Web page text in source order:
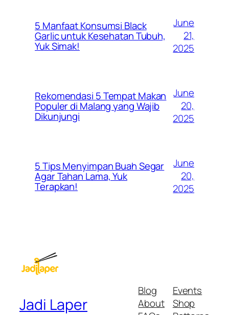
5 Manfaat Konsumsi Black
Garlic untuk Kesehatan Tubuh,
Yuk Simak!
June
21,
2025
Rekomendasi 5 Tempat Makan
Populer di Malang yang Wajib
Dikunjungi
June
20,
2025
5 Tips Menyimpan Buah Segar
Agar Tahan Lama, Yuk
Terapkan!
June
20,
2025
Jadi Laper
Blog
About
Events
Shop